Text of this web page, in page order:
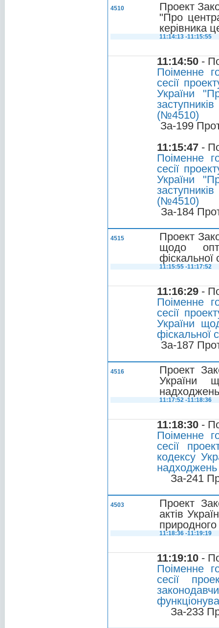
4510
Проект
"Про
керівника
11:14:13 -11:15:55
11:14:50 -
Поіменне
сесії
України
(№4510)
За-199
11:15:47 -
Поіменне
сесії
України
(№4510)
За-184
4515
Проект
щодо
11:15:55 -11:17:52
11:16:29 -
Поіменне
сесії
України
За-187
4516
Проект
України
11:17:52 -11:18:36
11:18:30 -
Поіменне
сесії
кодексу
За-241
4503
Проект
актів
природного
11:18:36 -11:19:19
11:19:10 -
Поіменне
сесії
За-233